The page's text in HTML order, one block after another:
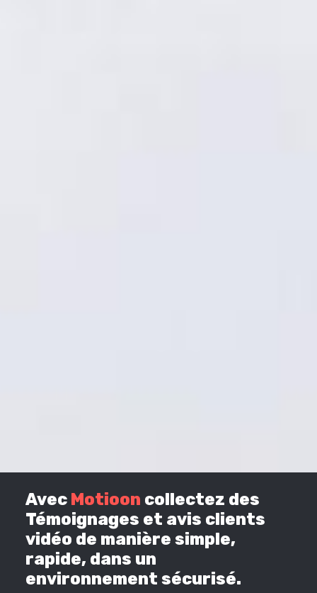
Avec Motioon collectez des
Témoignages et avis clients
vidéo de manière simple,
rapide, dans un
environnement sécurisé.